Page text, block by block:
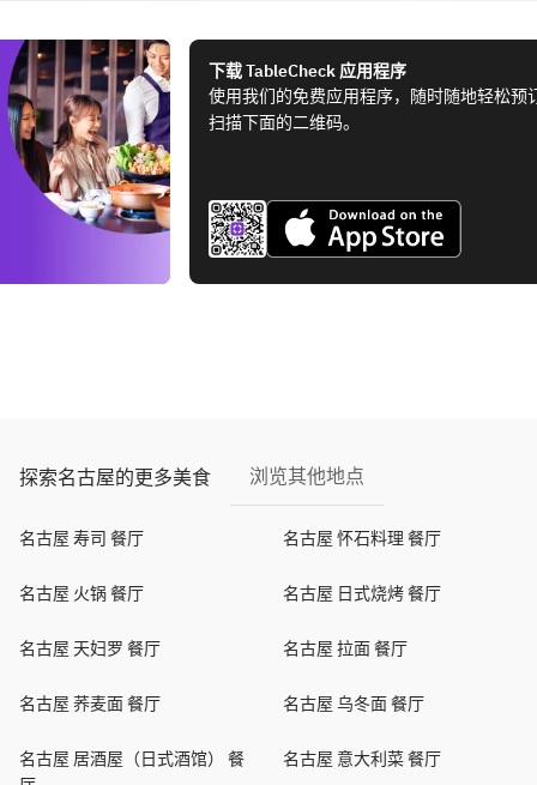
下载 TableCheck 应用程序
使用我们的免费应用程序，随时随地轻松预
扫描下面的二维码。
探索名古屋的更多美食 浏览其他地点
名古屋 寿司 餐厅 名古屋 怀石料理 餐厅
名古屋 火锅 餐厅 名古屋 日式烧烤 餐厅
名古屋 天妇罗 餐厅 名古屋 拉面 餐厅
名古屋 荞麦面 餐厅 名古屋 乌冬面 餐厅
名古屋 居酒屋（日式酒馆） 餐
名古屋 意大利菜 餐厅